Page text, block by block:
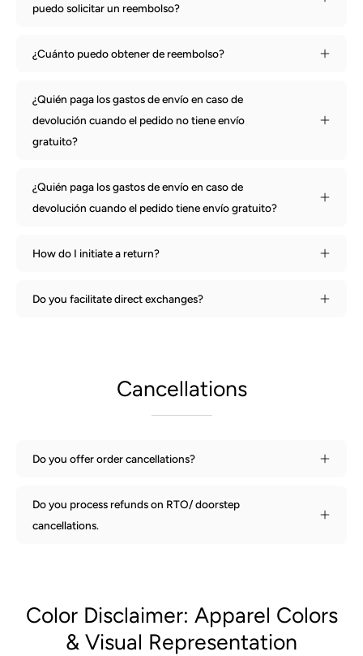
puedo solicitar un reembolso?
¿Cuánto puedo obtener de reembolso?
¿Quién paga los gastos de envío en caso de
devolución cuando el pedido no tiene envío
gratuito?
¿Quién paga los gastos de envío en caso de
devolución cuando el pedido tiene envío gratuito?
How do I initiate a return?
Do you facilitate direct exchanges?
Cancellations
Do you offer order cancellations?
Do you process refunds on RTO/ doorstep
cancellations.
Color Disclaimer: Apparel Colors
& Visual Representation